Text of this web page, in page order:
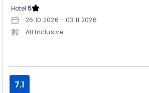
Hotel:5
26.10.2026 - 03.11.2026
All Inclusive
7.1